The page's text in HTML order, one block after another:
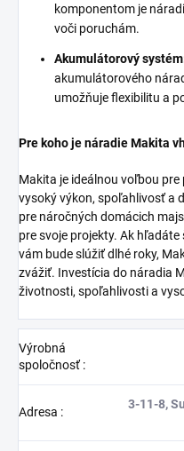
komponentom je
voči poruchám.
Akumulátorový
akumulátorového
umožňuje flexibilitu a
Pre koho je náradie Makita
Makita je ideálnou voľbou
vysoký výkon, spoľahlivosť a
pre náročných domácich
pre svoje projekty. Ak
vám bude slúžiť dlhé roky,
zvážiť. Investícia do náradia
životnosti, spoľahlivosti a
Výrobná
spoločnosť:
Adresa :
3-11-8,